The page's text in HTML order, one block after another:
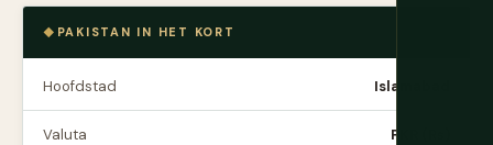
PAKISTAN IN HET KORT
Hoofdstad Islamabad
Valuta PKR (₨)